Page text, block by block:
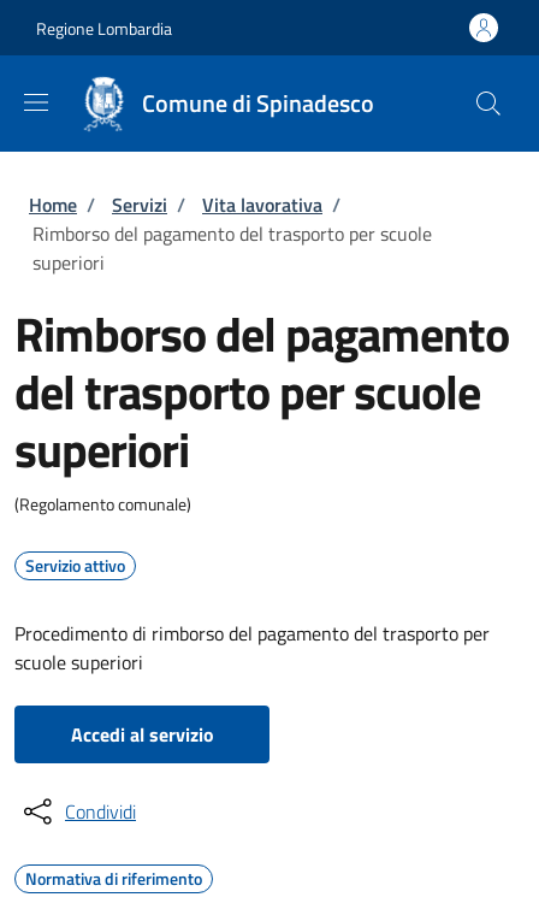
Regione Lombardia
Comune di Spinadesco
Briciole di pane
Home / Servizi / Vita lavorativa /
Rimborso del pagamento del trasporto per scuole
superiori
Rimborso del pagamento
del trasporto per scuole
superiori
(Regolamento comunale)
Servizio attivo
Procedimento di rimborso del pagamento del trasporto per
scuole superiori
Accedi al servizio
Condividi
Normativa di riferimento